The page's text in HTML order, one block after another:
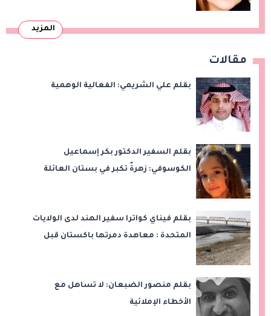
المزيد
مقالات
بقلم علي الشريمي: الفعالية الوهمية
بقلم السفير الدكتور بكر إسماعيل
الكوسوفي: زهرةٌ تكبر في بستان العائلة
بقلم فيناي كواترا سفير الهند لدى الولايات
المتحدة : معاهدة دمرتها باكستان قبل
بقلم منصور الضبعان: لا تساهل مع
الأخطاء الإملائية